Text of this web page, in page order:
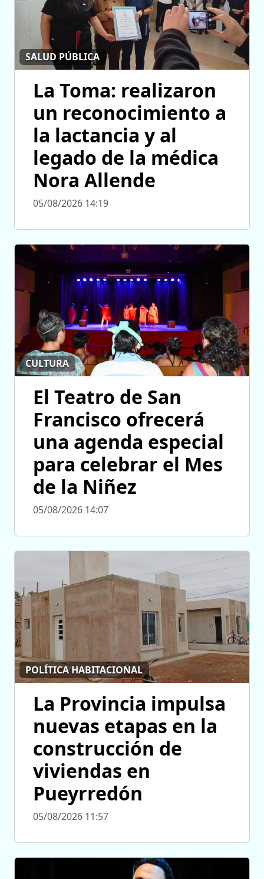
SALUD PÚBLICA
La Toma: realizaron
un reconocimiento a
la lactancia y al
legado de la médica
Nora Allende
05/08/2026 14:19
CULTURA
El Teatro de San
Francisco ofrecerá
una agenda especial
para celebrar el Mes
de la Niñez
05/08/2026 14:07
POLÍTICA HABITACIONAL
La Provincia impulsa
nuevas etapas en la
construcción de
viviendas en
Pueyrredón
05/08/2026 11:57